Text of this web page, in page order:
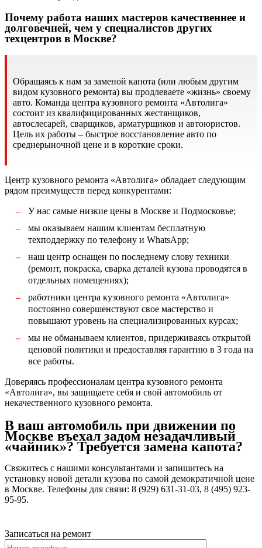
Почему работа наших мастеров качественнее и
долговечней, чем у специалистов других
техцентров в Москве?
Обращаясь к нам за заменой капота (или любым другим
видом кузовного ремонта) вы продлеваете «жизнь» своему
авто. Команда центра кузовного ремонта «Автолига»
состоит из квалифицированных жестянщиков,
автослесарей, сварщиков, арматурщиков и автоюристов.
Цель их работы – быстрое восстановление авто по
среднерыночной цене и в короткие сроки.
Центр кузовного ремонта «Автолига» обладает следующим
рядом преимуществ перед конкурентами:
У нас самые низкие цены в Москве и Подмосковье;
мы оказываем нашим клиентам бесплатную
техподдержку по телефону и WhatsApp;
наш центр оснащен по последнему слову техники
(ремонт, покраска, сварка деталей кузова проводятся в
отдельных помещениях);
работники центра кузовного ремонта «Автолига»
постоянно совершенствуют свое мастерство и
повышают уровень на специализированных курсах;
мы не обманываем клиентов, придерживаясь открытой
ценовой политики и предоставляя гарантию в 3 года на
все работы.
Доверяясь профессионалам центра кузовного ремонта
«Автолига», вы защищаете себя и свой автомобиль от
некачественного кузовного ремонта.
В ваш автомобиль при движении по
Москве въехал задом незадачливый
«чайник»? Требуется замена капота?
Свяжитесь с нашими консультантами и запишитесь на
установку новой детали кузова по самой демократичной цене
в Москве. Телефоны для связи: 8 (929) 631-31-03, 8 (495) 923-
95-95.
Записаться на ремонт